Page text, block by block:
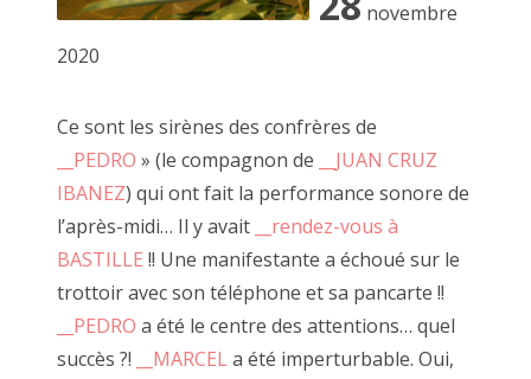
2022 août
2022 juillet
2022 juin
2022 mai
2022 mars
novembre
2020
Ce sont les sirènes des confrères de
__PEDRO » (le compagnon de
__JUAN CRUZ
IBANEZ) qui ont fait la performance sonore de
l’après-midi… Il y avait
__rendez-vous à
BASTILLE !! Une manifestante a échoué sur le
trottoir avec son téléphone et sa pancarte !!
__PEDRO a été le centre des attentions… quel
succès ?!
__MARCEL a été imperturbable. Oui,